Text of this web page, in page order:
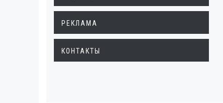
РЕКЛАМА
КОНТАКТЫ